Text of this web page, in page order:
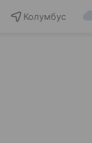
Колумбус